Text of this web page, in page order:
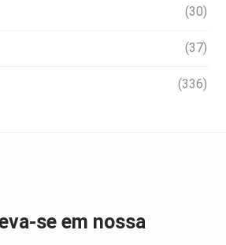
(30)
(37)
(336)
se em nossa